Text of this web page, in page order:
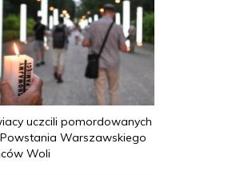
uczcili pomordowanych
Warszawskiego
Woli